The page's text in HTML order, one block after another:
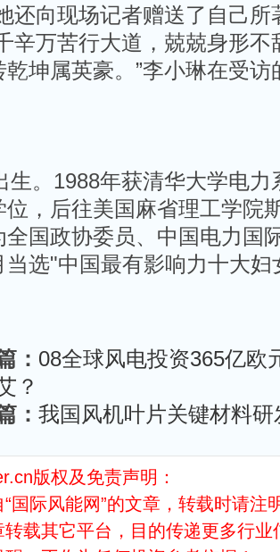
还向现场记者赠送了自己所
辛万苦行大道，兢兢身形
乾坤属英豪。”李小琳在受访
生。1988年获清华大学电力
位，后往美国麻省理工学院
全国政协委员、中国电力国
当选"中国最有影响力十大妇
： 08全球风电投资365亿欧
？
： 我国风机叶片关键材料研
版权及免责声明：
国际风能网”的文章，转载时请注
载其它平台，目的传递更多行业